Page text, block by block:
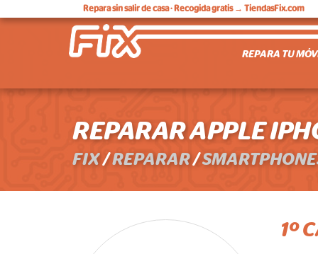
Repara sin salir de casa· Recogida gratis → TiendasFix.com
REPARA TU
REPARAR APPLE
FIX/REPARAR/
1º